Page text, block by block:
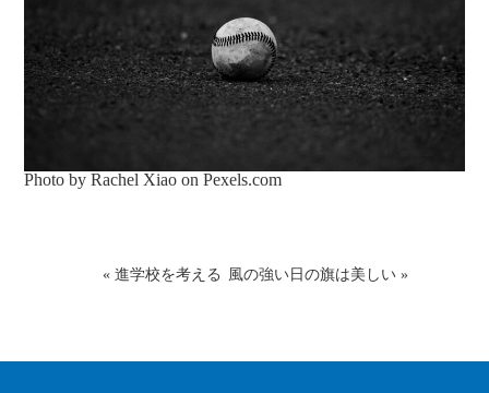
Photo by Rachel Xiao onPexels.com
« 進学校を考える 風の強い日の旗は美しい »